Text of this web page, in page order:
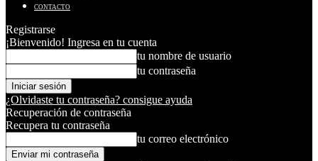
CONTACTO
Registrarse
¡Bienvenido! Ingresa en tu cuenta
tu nombre de usuario
tu contraseña
¿Olvidaste tu contraseña? consigue ayuda
Recuperación de contraseña
Recupera tu contraseña
tu correo electrónico